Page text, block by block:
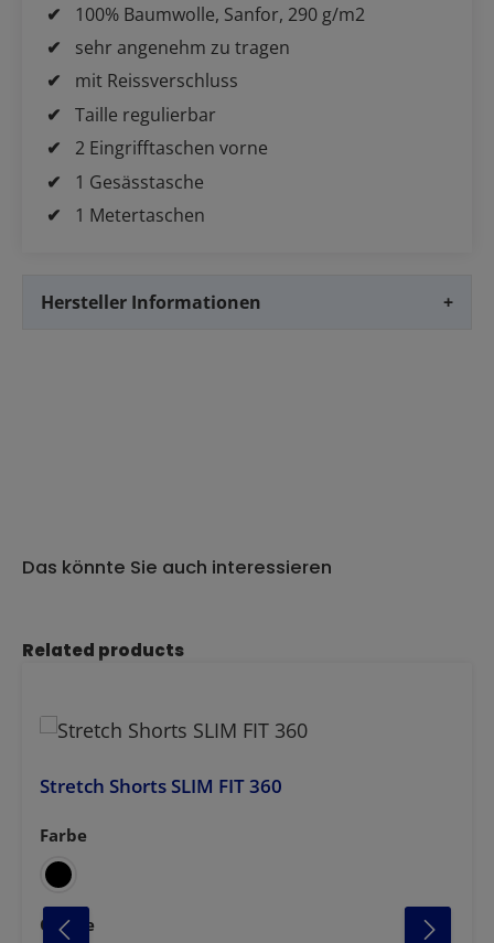
100% Baumwolle, Sanfor, 290 g/m2
sehr angenehm zu tragen
mit Reissverschluss
Taille regulierbar
2 Eingrifftaschen vorne
1 Gesässtasche
1 Metertaschen
Hersteller Informationen +
Das könnte Sie auch interessieren
Produktgalerie überspringen
Related products
Stretch Shorts SLIM FIT 360
Farbe
auswählen
Grösse